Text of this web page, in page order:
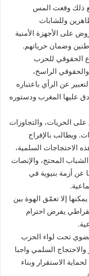
ذلك وقعت المس
وللشابات
على الأجهزة الأمنية
وضمان حرياتهم.
الحقوقي للحزب
الراسخ،
عن الرأي باعتباره
عليها المغرب ودستوره
الحريات، والتجاوزات
ويطالب بالإفراج
الاحتجاجات السلمية،
المحتج، والإنصات
عن أزمة بنيوية في
إلا تعمّق الهوة بين
يفرض احترام
تحت لواء الحزب
السلمي واجبا
الاستقرار وبناء